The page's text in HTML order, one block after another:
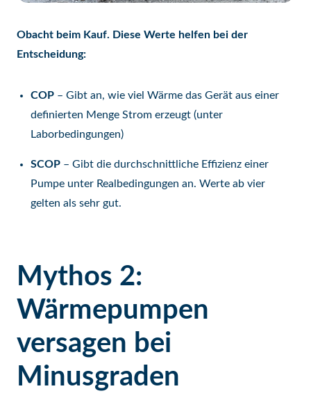
Obacht beim Kauf. Diese Werte helfen bei der
Entscheidung:
COP – Gibt an, wie viel Wärme das Gerät aus einer
definierten Menge Strom erzeugt (unter
Laborbedingungen)
SCOP – Gibt die durchschnittliche Effizienz einer
Pumpe unter Realbedingungen an. Werte ab vier
gelten als sehr gut.
Mythos 2:
Wärmepumpen
versagen bei
Minusgraden